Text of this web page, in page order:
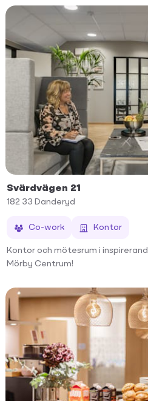
Svärdvägen 21
182 33 Danderyd
Co-work Kontor
Kontor och mötesrum i
Mörby Centrum!